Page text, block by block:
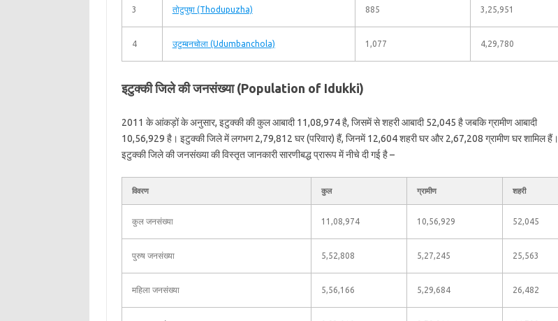
3 तोटुपुष़ा (Thodupuzha) 885 3,25,951
4 उटुम्बनचोला (Udumbanchola) 1,077 4,29,780
इटुक्की जिले की जनसंख्या (Population of Idukki)
2011 के आंकड़ों के अनुसार, इटुक्की की कुल आबादी 11,08,974 है, जिसमें से शहरी आबादी 52,045 है जबकि ग्रामीण आबादी
10,56,929 है। इटुक्की जिले में लगभग 2,79,812 घर (परिवार) हैं, जिनमें 12,604 शहरी घर और 2,67,208 ग्रामीण घर शामिल हैं।
इटुक्की जिले की जनसंख्या की विस्तृत जानकारी सारणीबद्ध प्रारूप में नीचे दी गई है –
विवरण कुल ग्रामीण शहरी
कुल जनसंख्या 11,08,974 10,56,929 52,045
पुरुष जनसंख्या 5,52,808 5,27,245 25,563
महिला जनसंख्या 5,56,166 5,29,684 26,482